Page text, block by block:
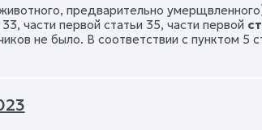
предварительно
части первой статьи 35, части первой
не было. В соответствии с пунктом 5